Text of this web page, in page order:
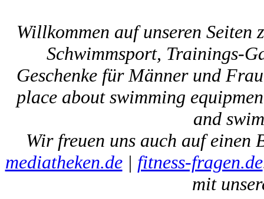
Willkommen auf unseren Seiten
Schwimmsport, Trainings-
Geschenke für Männer und
place about swimming
and
Wir freuen uns auch auf einen
mediatheken.de| fitness-fragen.de
mit